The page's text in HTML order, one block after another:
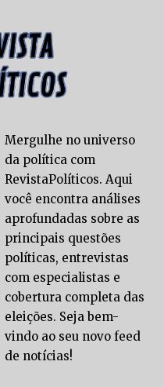
Mergulhe no universo
da política com
RevistaPolíticos. Aqui
você encontra análises
aprofundadas sobre as
principais questões
políticas, entrevistas
com especialistas e
cobertura completa das
eleições. Seja bem-
vindo ao seu novo feed
de notícias!